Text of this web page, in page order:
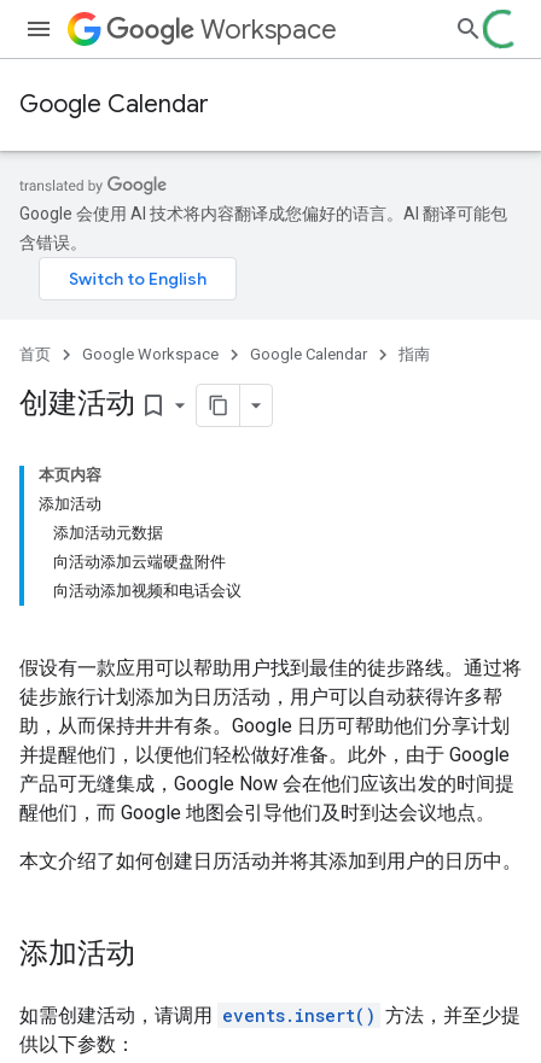
Workspace
Google Calendar
Google 会使用 AI 技术将内容翻译成您偏好的语言。AI 翻译可能包
含错误。
首页 Google Workspace Google Calendar 指南
创建活动 bookmark_border
本页内容
添加活动
添加活动元数据
向活动添加云端硬盘附件
向活动添加视频和电话会议
假设有一款应用可以帮助用户找到最佳的徒步路线。通过将
徒步旅行计划添加为日历活动，用户可以自动获得许多帮
助，从而保持井井有条。Google 日历可帮助他们分享计划
并提醒他们，以便他们轻松做好准备。此外，由于 Google
产品可无缝集成，Google Now 会在他们应该出发的时间提
醒他们，而 Google 地图会引导他们及时到达会议地点。
本文介绍了如何创建日历活动并将其添加到用户的日历中。
添加活动
如需创建活动，请调用 events.insert() 方法，并至少提
供以下参数：